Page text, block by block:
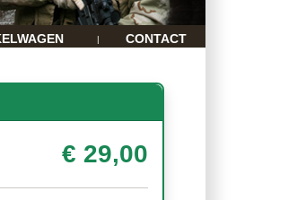
| CONTACT
€ 29,00